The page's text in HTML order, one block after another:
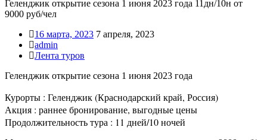
Геленджик открытие сезона 1 июня 2023 года 11дн/10н от
9000 руб/чел
16 марта, 2023 7 апреля, 2023
admin
Лента туров
Геленджик открытие сезона 1 июня 2023 года
Курорты : Геленджик (Краснодарский край, Россия)
Акция : раннее бронирование, выгодные цены
Продолжительность тура : 11 дней/10 ночей